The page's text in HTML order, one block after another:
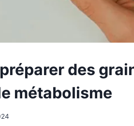
des
métabolisme